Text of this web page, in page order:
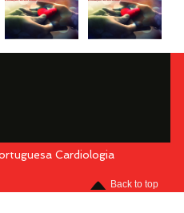
Cardiologia
Back to top